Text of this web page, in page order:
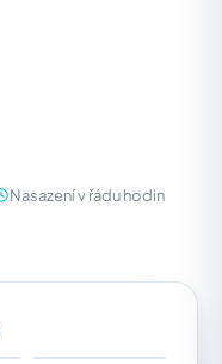
Nasazení v řádu hodin